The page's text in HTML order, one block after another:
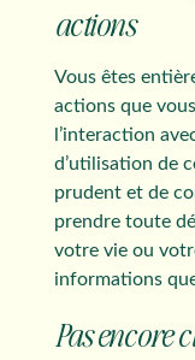
actions
Vous êtes
actions que
l’interaction
d’utilisation de
prudent et de
prendre toute
votre vie ou
informations
Pas